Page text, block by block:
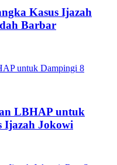
Kasus Ijazah
Barbar
LBHAP untuk
Ijazah Jokowi